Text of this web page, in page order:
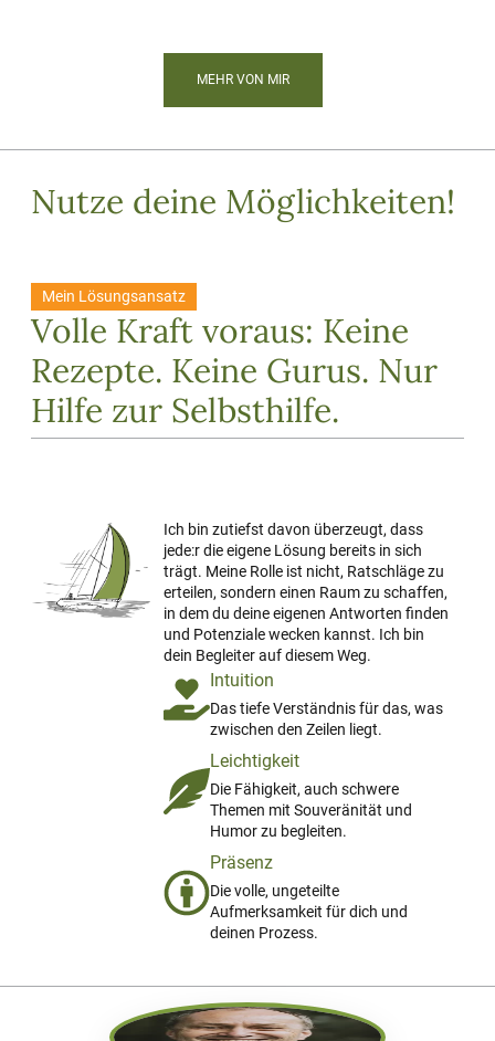
MEHR VON MIR
Nutze deine Möglichkeiten!
Mein Lösungsansatz
Volle Kraft voraus: Keine
Rezepte. Keine Gurus. Nur
Hilfe zur Selbsthilfe.
Ich bin zutiefst davon überzeugt, dass
jede:r die eigene Lösung bereits in sich
trägt. Meine Rolle ist nicht, Ratschläge zu
erteilen, sondern einen Raum zu schaffen,
in dem du deine eigenen Antworten finden
und Potenziale wecken kannst. Ich bin
dein Begleiter auf diesem Weg.
Intuition
Das tiefe Verständnis für das, was
zwischen den Zeilen liegt.
Leichtigkeit
Die Fähigkeit, auch schwere
Themen mit Souveränität und
Humor zu begleiten.
Präsenz
Die volle, ungeteilte
Aufmerksamkeit für dich und
deinen Prozess.